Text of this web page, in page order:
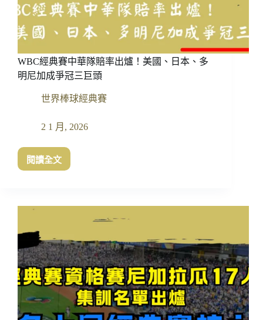
WBC經典賽中華隊賠率出爐！美國、日本、多
明尼加成爭冠三巨頭
世界棒球經典賽
2 1 月, 2026
閱讀全文
WBC
隊
賠
率
出
爐！
美
國、